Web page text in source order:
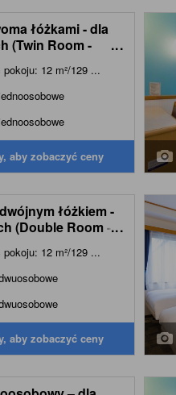
łóżkami - dla
(Twin Room -
...
12 m²/129 ...
aby zobaczyć ceny
łóżkiem -
(Double Room -...
12 m²/129 ...
aby zobaczyć ceny